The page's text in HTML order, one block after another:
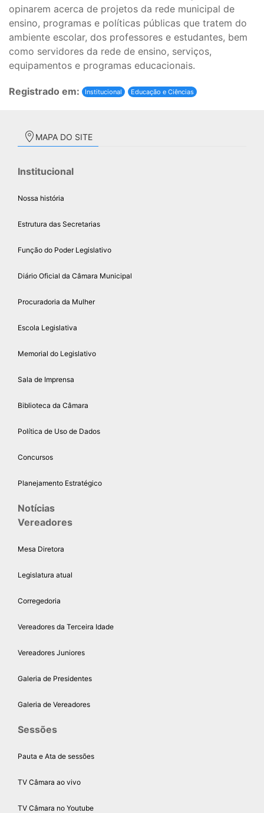
opinarem acerca de projetos da rede municipal de
ensino, programas e políticas públicas que tratem do
ambiente escolar, dos professores e estudantes, bem
como servidores da rede de ensino, serviços,
equipamentos e programas educacionais.
Registrado em: Institucional Educação e Ciências
MAPA DO SITE
Institucional
Nossa história
Estrutura das Secretarias
Função do Poder Legislativo
Diário Oficial da Câmara Municipal
Procuradoria da Mulher
Escola Legislativa
Memorial do Legislativo
Sala de Imprensa
Biblioteca da Câmara
Política de Uso de Dados
Concursos
Planejamento Estratégico
Notícias
Vereadores
Mesa Diretora
Legislatura atual
Corregedoria
Vereadores da Terceira Idade
Vereadores Juniores
Galeria de Presidentes
Galeria de Vereadores
Sessões
Pauta e Ata de sessões
TV Câmara ao vivo
TV Câmara no Youtube